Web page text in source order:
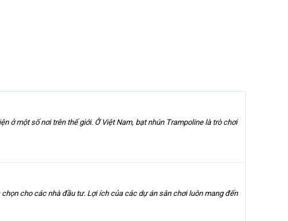
ở một số nơi trên thế giới. Ở Việt Nam, bạt nhún Trampoline là trò chơi
cho các nhà đầu tư. Lợi ích của các dự án sân chơi luôn mang đến